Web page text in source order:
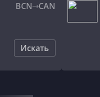
BCN
CAN
Искать